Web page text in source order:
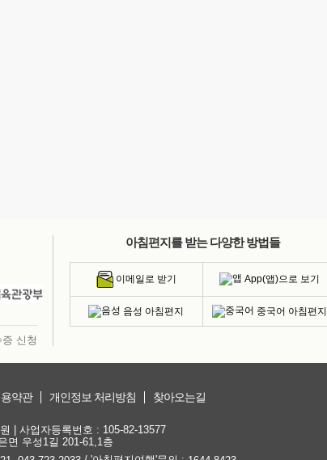
신청
아침편지를 받는 다양한 방법들
이메일로 받기 App(앱)으로 보기
음성 아침편지 중국어 아침편지
약관 개인정보 처리방침 찾아오는길
| 사업자등록번호 : 105-82-13577
면 우성1길 201-61,1층